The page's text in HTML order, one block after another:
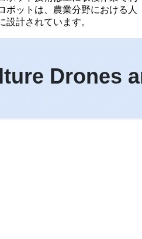
ボットは、農業分野における人
設計されています。